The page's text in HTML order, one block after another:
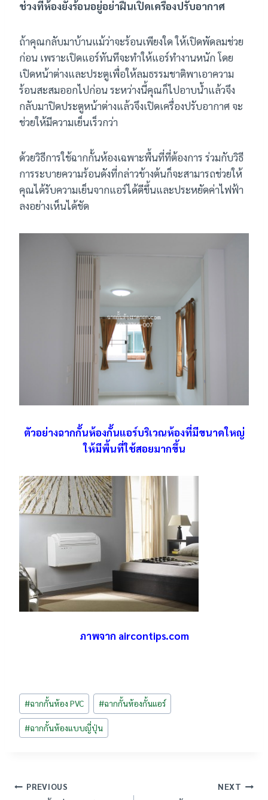
ช่วงที่ห้องยังร้อนอยู่อย่าฝืนเปิดเครื่องปรับอากาศ
ถ้าคุณกลับมาบ้านแม้ว่าจะร้อนเพียงใด ให้เปิดพัดลมช่วย
ก่อน เพราะเปิดแอร์ทันทีจะทำให้แอร์ทำงานหนัก โดย
เปิดหน้าต่างและประตูเพื่อให้ลมธรรมชาติพาเอาความ
ร้อนสะสมออกไปก่อน ระหว่างนี้คุณก็ไปอาบน้ำแล้วจึง
กลับมาปิดประตูหน้าต่างแล้วจึงเปิดเครื่องปรับอากาศ จะ
ช่วยให้มีความเย็นเร็วกว่า
ด้วยวิธีการใช้ฉากกั้นห้องเฉพาะพื้นที่ที่ต้องการ ร่วมกับวิธี
การระบายความร้อนดังที่กล่าวข้างต้นก็จะสามารถช่วยให้
คุณได้รับความเย็นจากแอร์ได้ดีขึ้นและประหยัดค่าไฟฟ้า
ลงอย่างเห็นได้ชัด
ตัวอย่างฉากกั้นห้องกั้นแอร์บริเวณห้องที่มีขนาดใหญ่
ให้มีพื้นที่ใช้สอยมากขึ้น
ภาพจาก aircontips.com
Post
Tags:
#ฉากกั้นห้อง PVC #ฉากกั้นห้องกั้นแอร์
#ฉากกั้นห้องแบบญี่ปุ่น
เมนูPREVIOUS NEXT